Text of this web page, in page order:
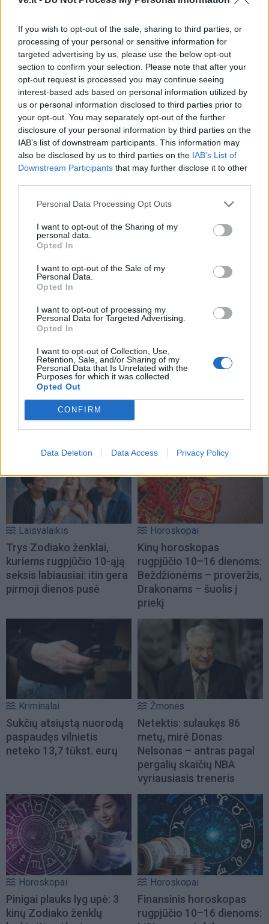
If you wish to opt-out of the sale, sharing to third parties, or
processing of your personal or sensitive information for
targeted advertising by us, please use the below opt-out
section to confirm your selection. Please note that after your
opt-out request is processed you may continue seeing
interest-based ads based on personal information utilized by
us or personal information disclosed to third parties prior to
your opt-out. You may separately opt-out of the further
disclosure of your personal information by third parties on the
IAB’s list of downstream participants. This information may
also be disclosed by us to third parties on the IAB’s List of
Downstream Participants that may further disclose it to other
Personal Data Processing Opt Outs
I want to opt-out of the Sharing of my
personal data.
Opted In
I want to opt-out of the Sale of my
Personal Data.
Opted In
I want to opt-out of processing my
Personal Data for Targeted Advertising.
Opted In
I want to opt-out of Collection, Use,
Retention, Sale, and/or Sharing of my
Personal Data that Is Unrelated with the
Purposes for which it was collected.
Opted Out
CONFIRM
Data Deletion Data Access Privacy Policy
Marijos skulptūra
statys daugiabutį(1)
NAUJI
Paryžiuje – gausus
Lietuvos plaukikų būrys: į
startą stos septyni
olimpiečiai
Pomidorai trūkinėja
tiesiog ant krūmo: kuo
kad išsaugotumėte
Laisvalaikis
Trys Zodiako ženklai,
kuriems rugpjūčio 10-ąją
seksis labiausiai: itin gera
pirmoji dienos pusė
Horoskopai
Kinų horoskopas
rugpjūčio 10–16 dienoms:
Beždžionėms – proveržis,
Drakonams – šuolis į
priekį
Kriminalai
Sukčių atsiųstą nuorodą
paspaudęs vilnietis
neteko 13,7 tūkst. eurų
Žmonės
Netektis: sulaukęs 86
metų, mirė Donas
Nelsonas – antras pagal
pergalių skaičių NBA
vyriausiasis treneris
Horoskopai
Pinigai plauks lyg upė: 3
kinų Zodiako ženklų
Horoskopai
Finansinis horoskopas
rugpjūčio 10–16 dienoms: